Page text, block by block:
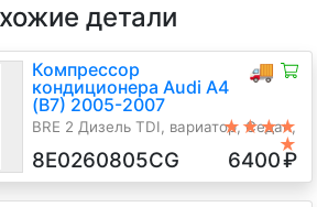
детали
🚚
Компрессор
кондиционера Audi A4
(B7) 2005-2007
BRE 2 Дизель TDI, вариатор, Седан,
★★★★
★
8E0260805CG 6400₽